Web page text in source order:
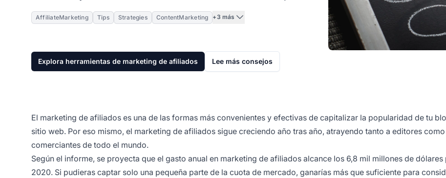
AffiliateMarketing Tips Strategies ContentMarketing +3 más
Explora herramientas de marketing de afiliados Lee más consejos
El marketing de afiliados es una de las formas más convenientes y efectivas de capitalizar la popularidad de tu
sitio web. Por eso mismo, el marketing de afiliados sigue creciendo año tras año, atrayendo tanto a editores como
comerciantes de todo el mundo.
Según el informe, se proyecta que el gasto anual en marketing de afiliados alcance los 6,8 mil millones de dólares
2020. Si pudieras captar solo una pequeña parte de la cuota de mercado, ganarías más que suficiente para